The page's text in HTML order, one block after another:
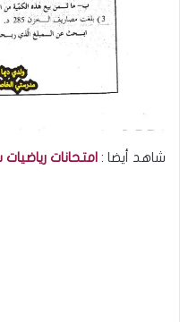
شاهد أيضا : امتحانات